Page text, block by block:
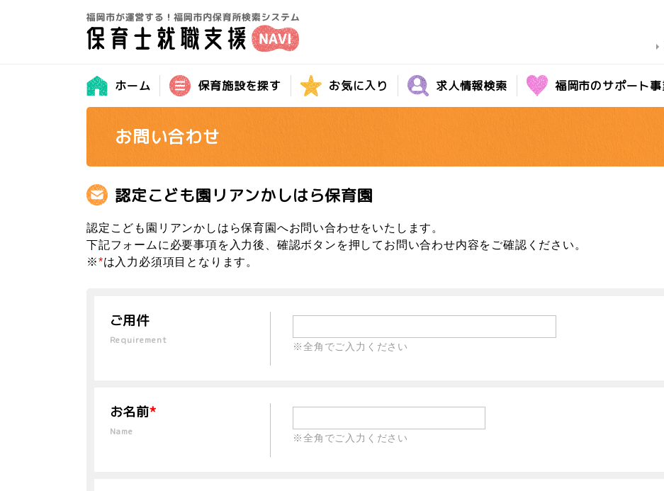
ホーム 保育施設を探す お気に入り 求人情報検索 福岡市のサポート
お問い合わせ
認定こども園リアンかしはら保育園
認定こども園リアンかしはら保育園へお問い合わせをいたします。
下記フォームに必要事項を入力後、確認ボタンを押してお問い合わせ内容をご確認ください。
※*は入力必須項目となります。
ご用件
Requirement
※全角でご入力ください
お名前*
Name
※全角でご入力ください